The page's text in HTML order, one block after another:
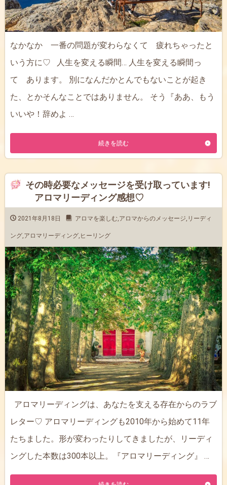
なかなか 一番の問題が変わらなくて 疲れちゃったと
いう方に♡ 人生を変える瞬間… 人生を変える瞬間っ
て あります。 別になんだかとんでもないことが起き
た、とかそんなことではありません。 そう『ああ、もう
いいや！辞めよ …
続きを読む
その時必要なメッセージを受け取っています!
アロマリーディング感想♡
2021年8月18日 アロマを楽しむ アロマからのメッセージ リーディ
ング アロマリーディング ヒーリング
アロマリーディングは、あなたを支える存在からのラブ
レター♡ アロマリーディングも2010年から始めて11年
たちました。形が変わったりしてきましたが、リーディ
ングした本数は300本以上。『アロマリーディング』 …